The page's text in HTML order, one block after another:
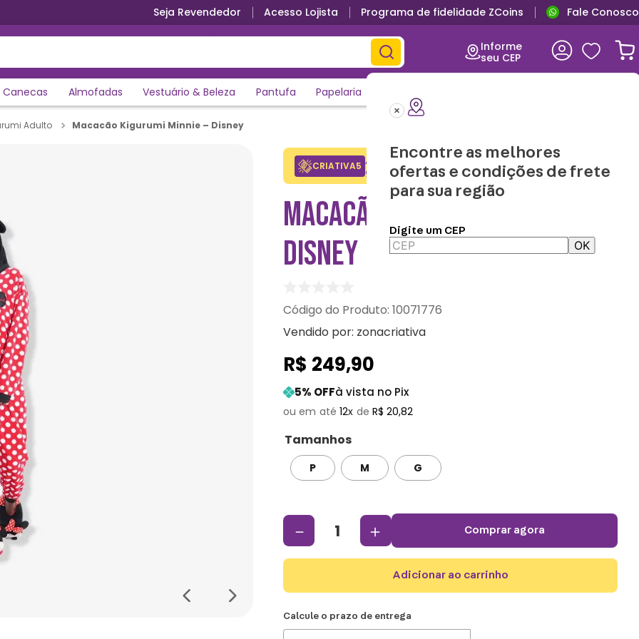
Seja Revendedor Acesso Lojista Programa de fidelidade ZCoins Fale Conosco
Informe
seu CEP
Encontre as melhores
ofertas e condições de frete
para sua região
Digite um CEP
OK
Canecas Almofadas Vestuário & Beleza Pantufa Papelaria
Adulto Macacão Kigurumi Minnie – Disney
CRIATIVA5 Adicione o cupom no carrinho e
ganhe desconto na 1a compra.
Copiar
MACACÃO KIGURUMI MINNIE –
DISNEY
:10071776
Vendido por: zonacriativa
R$ 249,90
5% OFFà vista no Pix
12 R$ 20,82
Tamanhos
P M G
＋
－ comprar agora
adicionar ao carrinho